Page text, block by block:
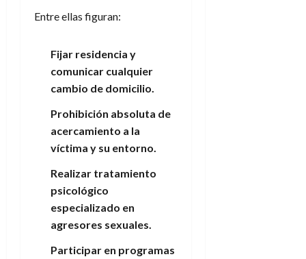
Entre ellas figuran:
Fijar residencia y
comunicar cualquier
cambio de domicilio.
Prohibición absoluta de
acercamiento a la
víctima y su entorno.
Realizar tratamiento
psicológico
especializado en
agresores sexuales.
Participar en programas